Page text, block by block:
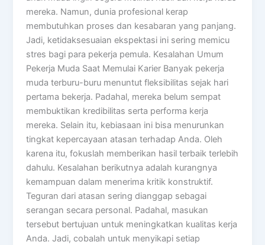
mereka. Namun, dunia profesional kerap
membutuhkan proses dan kesabaran yang panjang.
Jadi, ketidaksesuaian ekspektasi ini sering memicu
stres bagi para pekerja pemula. Kesalahan Umum
Pekerja Muda Saat Memulai Karier Banyak pekerja
muda terburu-buru menuntut fleksibilitas sejak hari
pertama bekerja. Padahal, mereka belum sempat
membuktikan kredibilitas serta performa kerja
mereka. Selain itu, kebiasaan ini bisa menurunkan
tingkat kepercayaan atasan terhadap Anda. Oleh
karena itu, fokuslah memberikan hasil terbaik terlebih
dahulu. Kesalahan berikutnya adalah kurangnya
kemampuan dalam menerima kritik konstruktif.
Teguran dari atasan sering dianggap sebagai
serangan secara personal. Padahal, masukan
tersebut bertujuan untuk meningkatkan kualitas kerja
Anda. Jadi, cobalah untuk menyikapi setiap